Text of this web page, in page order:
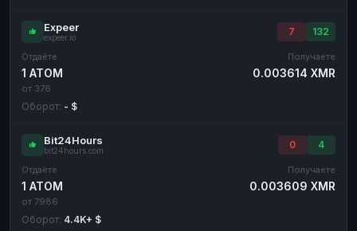
Expeer
expeer.io
7 132
Отдаёте
1 ATOM
от 376
Получаете
0.003614 XMR
Оборот: - $
Bit24Hours
bit24hours.com
0 4
Отдаёте
1 ATOM
от 7986
Получаете
0.003609 XMR
Оборот: 4.4K+ $